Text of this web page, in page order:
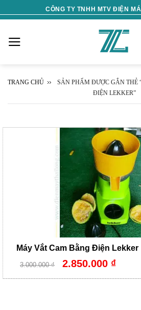
to
CÔNG TY TNHH MTV ĐIỆN
TRANG CHỦ
SẢN PHẨM ĐƯỢC GẮN
ĐIỆN LEKKER”
Máy Vắt Cam Bằng Điện Lekker
3.000.000₫
Giá
gốc
3.000.000 ₫.
2.850.000 ₫Giá
hiện
là: